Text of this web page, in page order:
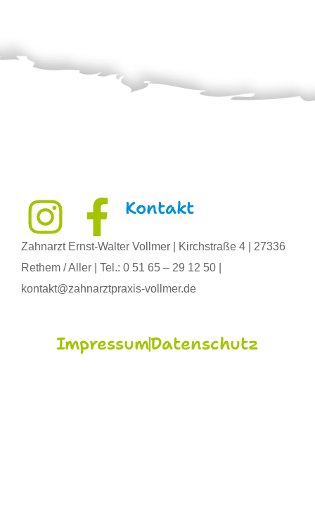
Kontakt
Zahnarzt Ernst-Walter Vollmer | Kirchstraße 4 | 27336
Rethem / Aller | Tel.: 0 51 65 – 29 12 50 |
kontakt@zahnarztpraxis-vollmer.de
ImpressumDatenschutz